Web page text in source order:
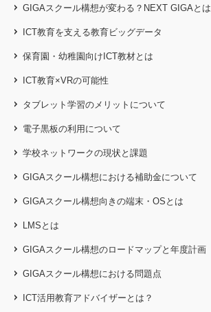
GIGAスクール構想が変わる？NEXT GIGAとは
ICT教育を支える教育ビッグデータ
保育園・幼稚園向けICT教材とは
ICT教育×VRの可能性
タブレット学習のメリットについて
電子黒板の利用について
学校ネットワークの現状と課題
GIGAスクール構想における補助金について
GIGAスクール構想向きの端末・OSとは
LMSとは
GIGAスクール構想のロードマップと年度計画
GIGAスクール構想における問題点
ICT活用教育アドバイザーとは？